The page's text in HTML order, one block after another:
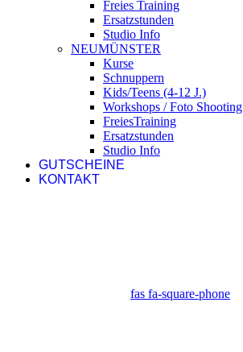
Freies Training
Ersatzstunden
Studio Info
NEUMÜNSTER
Kurse
Schnuppern
Kids/Teens (4-12 J.)
Workshops / Foto Shooting
FreiesTraining
Ersatzstunden
Studio Info
GUTSCHEINE
KONTAKT
fas fa-square-phone